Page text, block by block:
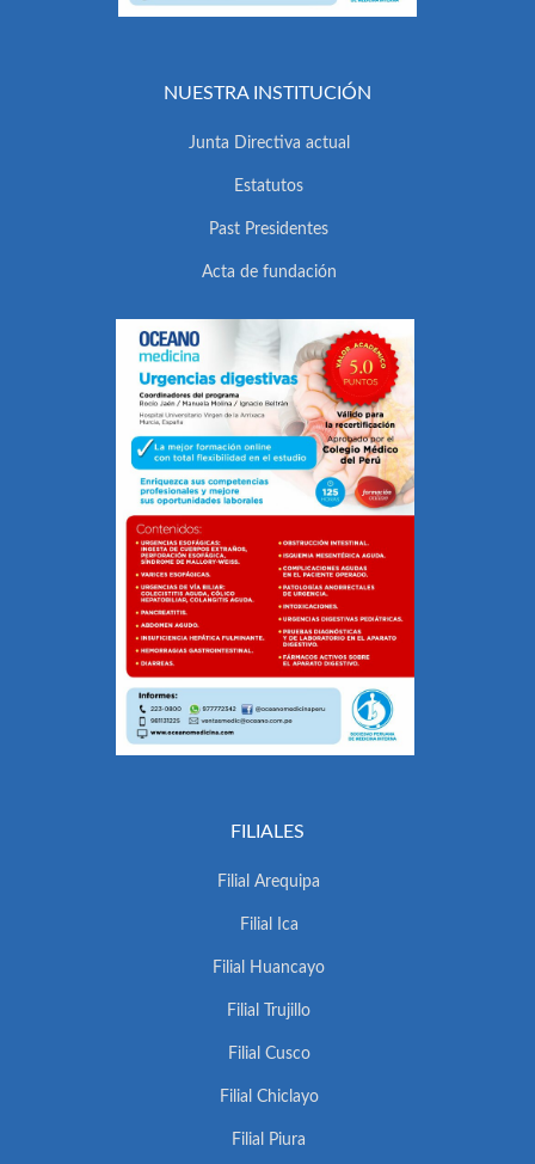
NUESTRA INSTITUCIÓN
Junta Directiva actual
Estatutos
Past Presidentes
Acta de fundación
FILIALES
Filial Arequipa
Filial Ica
Filial Huancayo
Filial Trujillo
Filial Cusco
Filial Chiclayo
Filial Piura